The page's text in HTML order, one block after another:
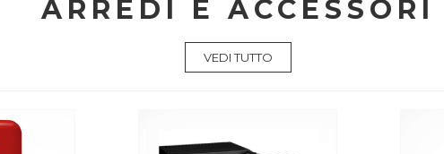
ARREDI E ACCESSORI
VEDI TUTTO